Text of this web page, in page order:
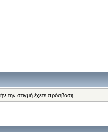
την στιγμή έχετε πρόσβαση.